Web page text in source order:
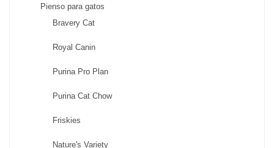
Pienso para gatos
Bravery Cat
Royal Canin
Purina Pro Plan
Purina Cat Chow
Friskies
Nature's Variety